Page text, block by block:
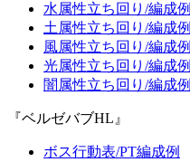
水属性立ち回り/編成例
土属性立ち回り/編成例
風属性立ち回り/編成例
光属性立ち回り/編成例
闇属性立ち回り/編成例
『ベルゼバブHL』
ボス行動表/PT編成例